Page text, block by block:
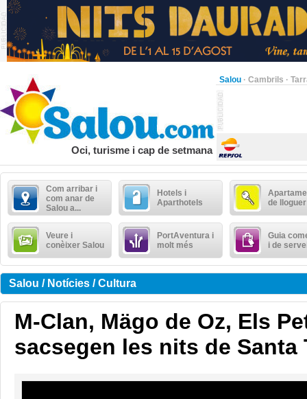
Salou · Cambrils ·
Oci, turisme i cap de setmana
Com arribar i
com anar de
Salou a...
Hotels i
Aparthotels
de lloguer
Veure i
conèixer Salou
PortAventura i
molt més
Guia
i de
Salou / Notícies / Cultura
M-Clan, Mägo de Oz, Els
sacsegen les nits de Santa